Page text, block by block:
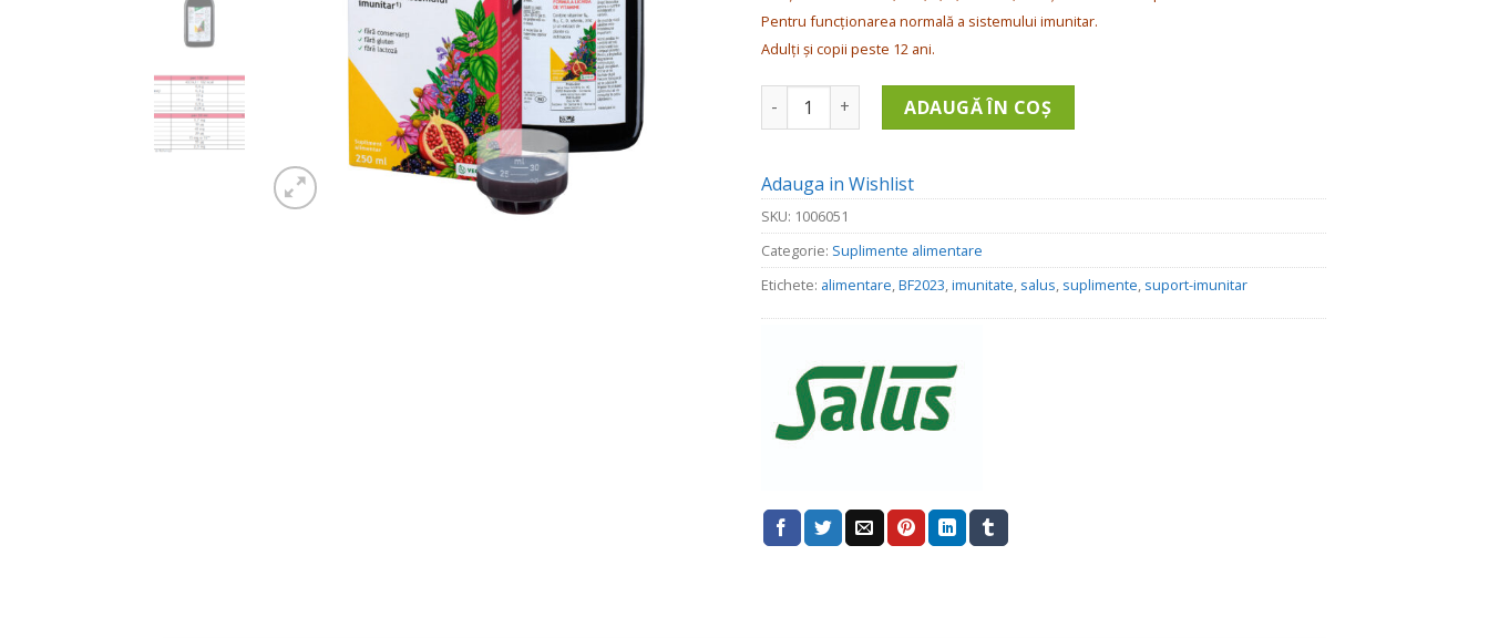
73.29 lei.
Pentru funcționarea normală a sistemului imunitar.
Adulți și copii peste 12 ani.
Cantitate Suport imunitar 250 ml - Formula lichidă de vitamine
ADAUGĂ ÎN COȘ
Adauga in Wishlist
SKU: 1006051
Categorie: Suplimente alimentare
Etichete: alimentare BF2023 imunitate salus suplimente suport-imunitar